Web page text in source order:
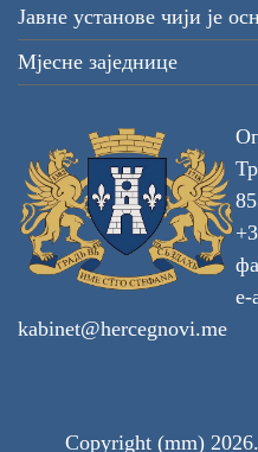
Јавне установе чији је
Мјесне заједнице
е-
kabinet@hercegnovi.me
Copyright (mm) 2026.